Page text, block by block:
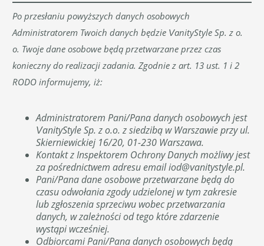
Po przesłaniu powyższych danych osobowych
Administratorem Twoich danych będzie VanityStyle Sp. z o.
o. Twoje dane osobowe będą przetwarzane przez czas
konieczny do realizacji zadania. Zgodnie z art. 13 ust. 1 i 2
RODO informujemy, iż:
Administratorem Pani/Pana danych osobowych jest
VanityStyle Sp. z o.o. z siedzibą w Warszawie przy ul.
Skierniewickiej 16/20, 01-230 Warszawa.
Kontakt z Inspektorem Ochrony Danych możliwy jest
za pośrednictwem adresu emailiod@vanitystyle.pl.
Pani/Pana dane osobowe przetwarzane będą do
czasu odwołania zgody udzielonej w tym zakresie
lub zgłoszenia sprzeciwu wobec przetwarzania
danych, w zależności od tego które zdarzenie
wystąpi wcześniej.
Odbiorcami Pani/Pana danych osobowych będą